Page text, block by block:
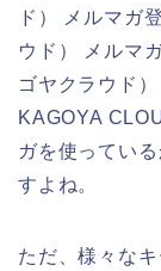
ド） メルマガ
ウド） メルマ
ゴヤクラウド
KAGOYA
ガを使ってい
すよね。
ただ、様々な